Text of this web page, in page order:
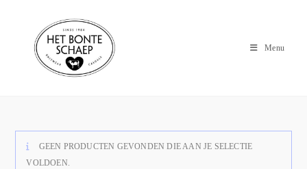
Menu
GEEN PRODUCTEN GEVONDEN DIE AAN JE SELECTIE
VOLDOEN.